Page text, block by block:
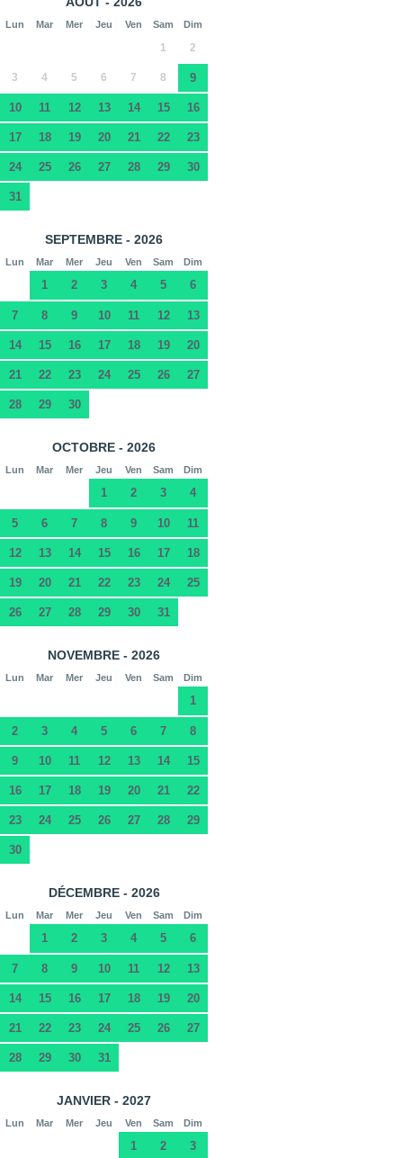
Lun Mar Mer Jeu Ven Sam Dim
1 2
3 4 5 6 7 8 9
10 11 12 13 14 15 16
17 18 19 20 21 22 23
24 25 26 27 28 29 30
31
SEPTEMBRE - 2026
Lun Mar Mer Jeu Ven Sam Dim
1 2 3 4 5 6
7 8 9 10 11 12 13
14 15 16 17 18 19 20
21 22 23 24 25 26 27
28 29 30
OCTOBRE - 2026
Lun Mar Mer Jeu Ven Sam Dim
1 2 3 4
5 6 7 8 9 10 11
12 13 14 15 16 17 18
19 20 21 22 23 24 25
26 27 28 29 30 31
NOVEMBRE - 2026
Lun Mar Mer Jeu Ven Sam Dim
1
2 3 4 5 6 7 8
9 10 11 12 13 14 15
16 17 18 19 20 21 22
23 24 25 26 27 28 29
30
DÉCEMBRE - 2026
Lun Mar Mer Jeu Ven Sam Dim
1 2 3 4 5 6
7 8 9 10 11 12 13
14 15 16 17 18 19 20
21 22 23 24 25 26 27
28 29 30 31
JANVIER - 2027
Lun Mar Mer Jeu Ven Sam Dim
1 2 3